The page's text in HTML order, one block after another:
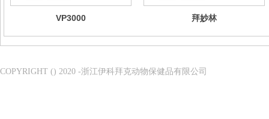
VP3000 拜妙林
COPYRIGHT () 2020 -浙江伊科拜克动物保健品有限公司